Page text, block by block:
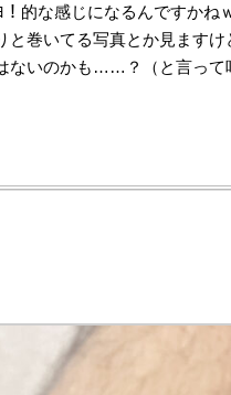
的な感じになるんですかね
巻いてる写真とか見ますけ
ないのかも……？（と言って